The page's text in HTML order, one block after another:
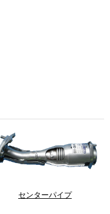
センターパイプ